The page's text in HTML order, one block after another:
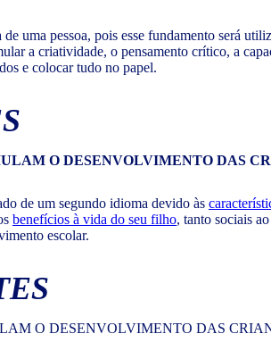
uma pessoa, pois esse fundamento será
a criatividade, o pensamento crítico, a
e colocar tudo no papel.
de um segundo idioma devido às
benefícios à vida do seu filho, tanto sociais
escolar.